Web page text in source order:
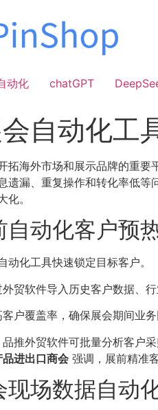
动化
chatGPT
自动化工
拓海外市场和展示品牌的重
遗漏、重复操作和转化率低
化。
自动化客户预
动化工具快速锁定目标客户。
贸软件导入历史客户数据、
客户覆盖率，确保展会期间业
品推外贸软件可批量分析客户
进出口商会 强调，展前精准
现场数据自动